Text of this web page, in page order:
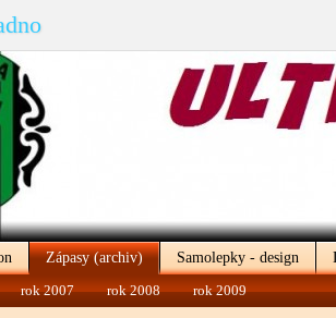
Zápasy (archiv) Samolepky - design
rok 2007 rok 2008 rok 2009